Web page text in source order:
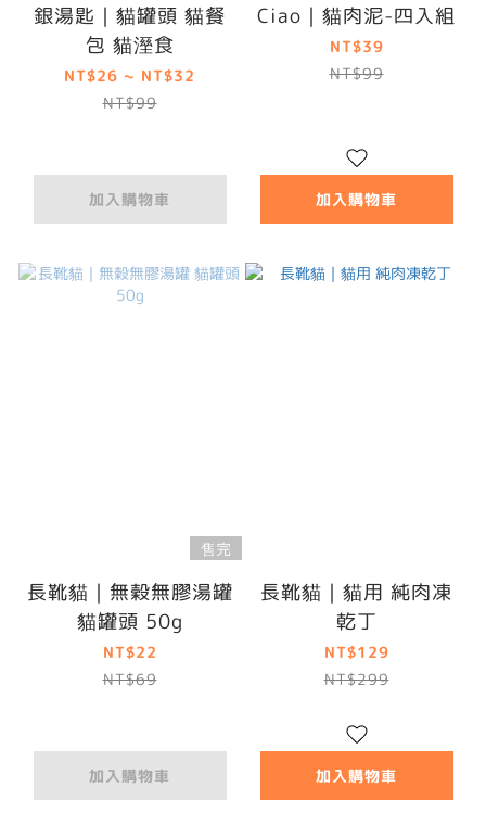
銀湯匙｜貓罐頭 貓餐
包 貓溼食
NT$26 ~ NT$32
NT$99
加入購物車
Ciao｜貓肉泥-四入組
NT$39
NT$99
加入購物車
售完
長靴貓｜無穀無膠湯罐
貓罐頭 50g
NT$22
NT$69
加入購物車
長靴貓｜貓用 純肉凍
乾丁
NT$129
NT$299
加入購物車